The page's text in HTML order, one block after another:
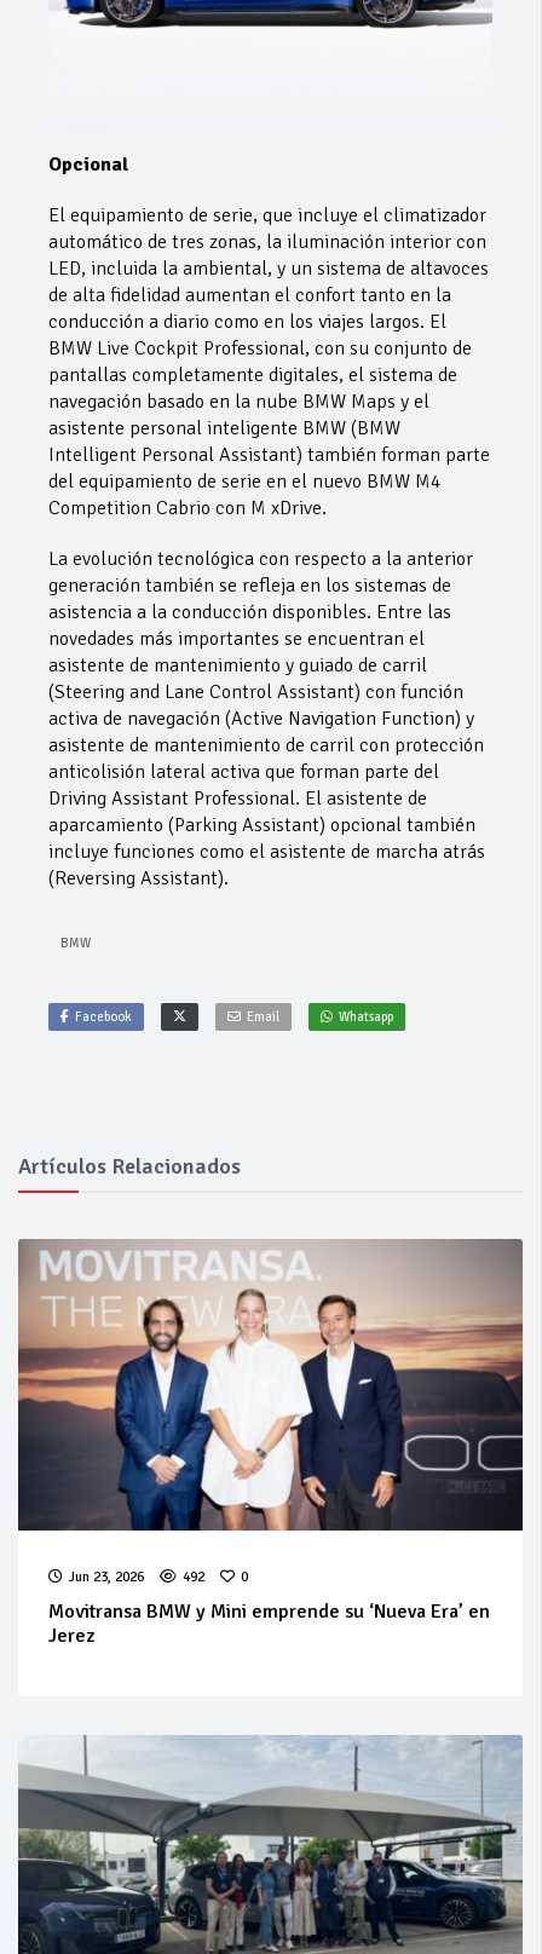
Opcional
El equipamiento de serie, que incluye el climatizador
automático de tres zonas, la iluminación interior con
LED, incluida la ambiental, y un sistema de altavoces
de alta fidelidad aumentan el confort tanto en la
conducción a diario como en los viajes largos. El
BMW Live Cockpit Professional, con su conjunto de
pantallas completamente digitales, el sistema de
navegación basado en la nube BMW Maps y el
asistente personal inteligente BMW (BMW
Intelligent Personal Assistant) también forman parte
del equipamiento de serie en el nuevo BMW M4
Competition Cabrio con M xDrive.
La evolución tecnológica con respecto a la anterior
generación también se refleja en los sistemas de
asistencia a la conducción disponibles. Entre las
novedades más importantes se encuentran el
asistente de mantenimiento y guiado de carril
(Steering and Lane Control Assistant) con función
activa de navegación (Active Navigation Function) y
asistente de mantenimiento de carril con protección
anticolisión lateral activa que forman parte del
Driving Assistant Professional. El asistente de
aparcamiento (Parking Assistant) opcional también
incluye funciones como el asistente de marcha atrás
(Reversing Assistant).
BMW
Facebook Email Whatsapp
Artículos Relacionados
Jun 23, 2026 492 0
Movitransa BMW y Mini emprende su ‘Nueva Era’ en
Jerez